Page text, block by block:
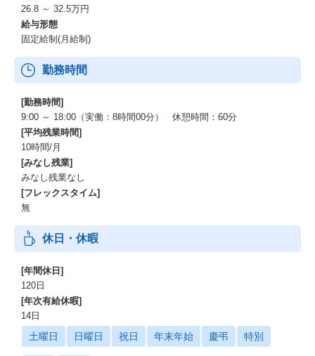
26.8 ～ 32.5万円
給与形態
固定給制(月給制)
勤務時間
[勤務時間]
9:00 ～ 18:00（実働：8時間00分） 休憩時間：60分
[平均残業時間]
10時間/月
[みなし残業]
みなし残業なし
[フレックスタイム]
無
休日・休暇
[年間休日]
120日
[年次有給休暇]
14日
土曜日 日曜日 祝日 年末年始 慶弔 特別